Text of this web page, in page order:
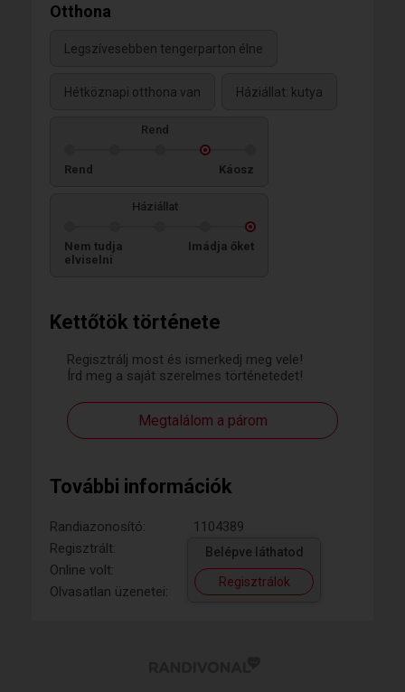
Kettőtök története
Regisztrálj most és ismerkedj meg vele!
Írd meg a saját szerelmes történetedet!
Megtalálom a párom
További információk
Randiazonosító:
1104389
Regisztrált:
Online volt:
Olvasatlan üzenetei:
Belépve láthatod
Regisztrálok
Otthona
Legszívesebben tengerparton élne
Hétköznapi otthona van Háziállat: kutya
Rend
Rend Káosz
Háziállat
Nem tudja
elviselni
Imádja őket